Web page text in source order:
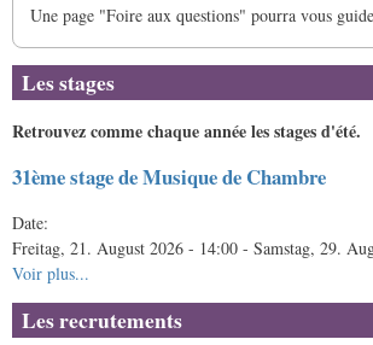
Une page "Foire aux questions" pourra vous
Les stages
Retrouvez comme chaque année les stages d'été.
31ème stage de Musique de Chambre
Date:
Freitag, 21. August 2026 - 14:00 - Samstag, 29.
Voir plus...
Les recrutements